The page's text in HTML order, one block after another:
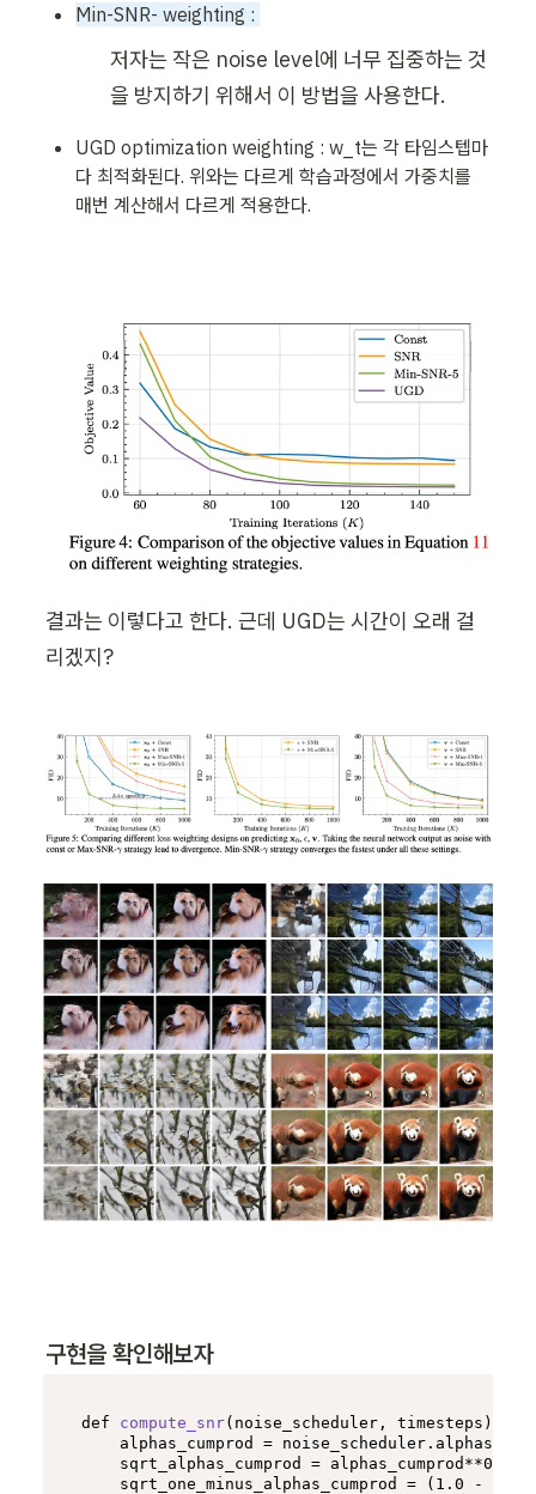
Min-SNR- weighting :
저자는 작은 noise level에 너무 집중하는 것
을 방지하기 위해서 이 방법을 사용한다.
UGD optimization weighting : w_t는 각 타임스텝마
다 최적화된다. 위와는 다르게 학습과정에서 가중치를
매번 계산해서 다르게 적용한다.
결과는 이렇다고 한다. 근데 UGD는 시간이 오래 걸
리겠지?
구현을 확인해보자
def compute_snr( noise_scheduler, timesteps ):
alphas_cumprod =
    sqrt_alphas_cumprod = alphas_cumprod**
0.5
    sqrt_one_minus_alphas_cumprod = (
1.0 -